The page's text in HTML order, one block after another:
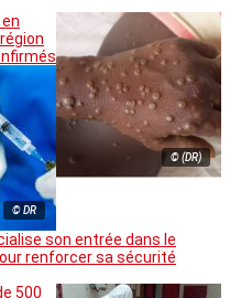
© (DR)
© DR
son entrée dans le
renforcer sa sécurité
500